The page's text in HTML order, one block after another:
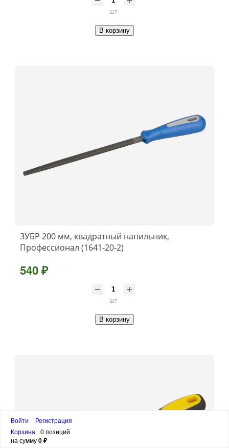
шт
В корзину
ЗУБР 200 мм, квадратный напильник,
Профессионал (1641-20-2)
540 ₽
шт
В корзину
Войти
Регистрация
Корзина
0 позиций
на сумму0 ₽